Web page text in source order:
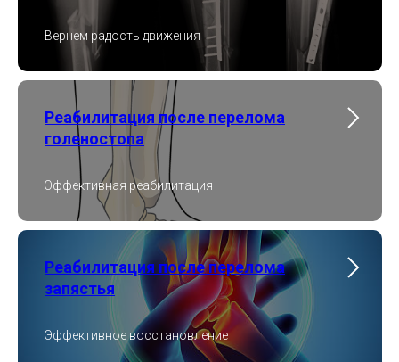
Вернем радость движения
Реабилитация после перелома
голеностопа
Эффективная реабилитация
Реабилитация после перелома
запястья
Эффективное восстановление